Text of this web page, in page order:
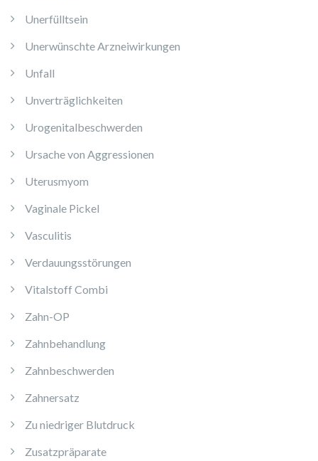
Unerfülltsein
Unerwünschte Arzneiwirkungen
Unfall
Unverträglichkeiten
Urogenitalbeschwerden
Ursache von Aggressionen
Uterusmyom
Vaginale Pickel
Vasculitis
Verdauungsstörungen
Vitalstoff Combi
Zahn-OP
Zahnbehandlung
Zahnbeschwerden
Zahnersatz
Zu niedriger Blutdruck
Zusatzpräparate